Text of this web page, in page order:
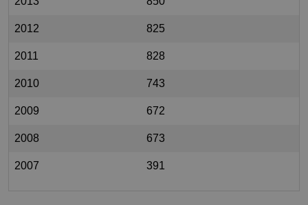
2012 825
2011 828
2010 743
2009 672
2008 673
2007 391